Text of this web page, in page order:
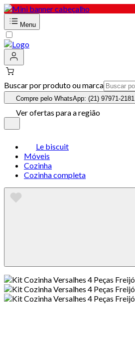
Menu
Buscar por produto ou marca
Compre pelo WhatsApp: (21) 97971-2181
Ver ofertas para a região
Le biscuit
Móveis
Cozinha
Cozinha completa